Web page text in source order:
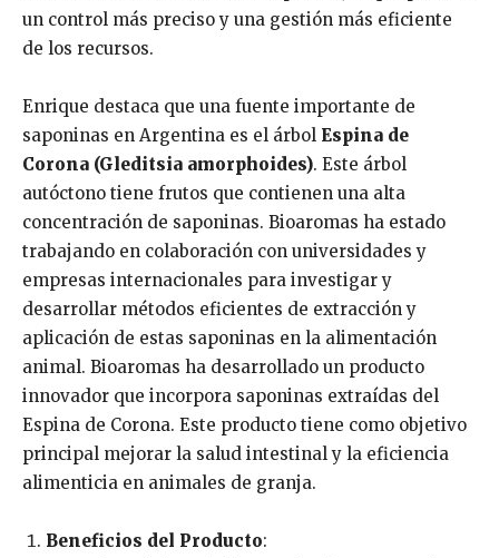
un control más preciso y una gestión más eficiente
de los recursos.
Enrique destaca que una fuente importante de
saponinas en Argentina es el árbol Espina de
Corona (Gleditsia amorphoides). Este árbol
autóctono tiene frutos que contienen una alta
concentración de saponinas. Bioaromas ha estado
trabajando en colaboración con universidades y
empresas internacionales para investigar y
desarrollar métodos eficientes de extracción y
aplicación de estas saponinas en la alimentación
animal. Bioaromas ha desarrollado un producto
innovador que incorpora saponinas extraídas del
Espina de Corona. Este producto tiene como objetivo
principal mejorar la salud intestinal y la eficiencia
alimenticia en animales de granja.
Beneficios del Producto: